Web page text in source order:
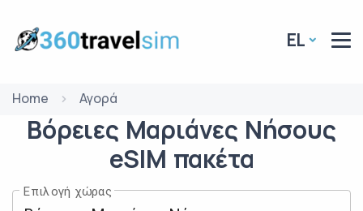
EL
Home Αγορά
Βόρειες Μαριάνες Νήσους
eSIM πακέτα
Επιλογή χώρας